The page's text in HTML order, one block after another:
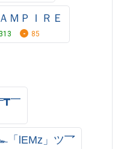
ＭＰＩＲＥ
313 85
一
「lEMz」ツ乛